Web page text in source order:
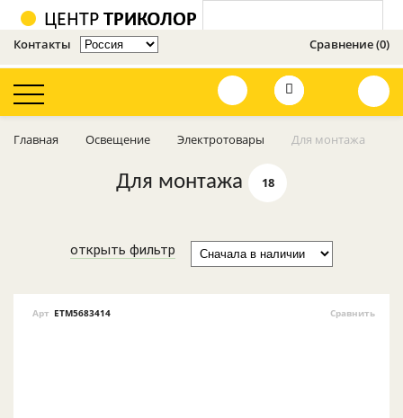
Контакты Сравнение (0)
Телевизионное
Кронштейны
Главная Освещение Электротовары Для монтажа
Для монтажа 18
открыть фильтр
Арт ETM5683414 Сравнить